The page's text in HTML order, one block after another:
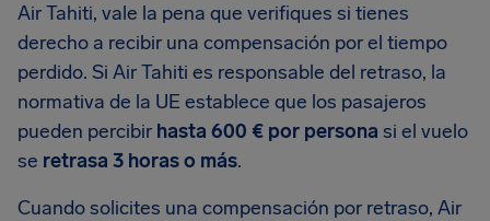
Air Tahiti, vale la pena que verifiques si tienes
derecho a recibir una compensación por el tiempo
perdido. Si Air Tahiti es responsable del retraso, la
normativa de la UE establece que los pasajeros
pueden percibir hasta 600 € por persona si el vuelo
se retrasa 3 horas o más.
Cuando solicites una compensación por retraso, Air